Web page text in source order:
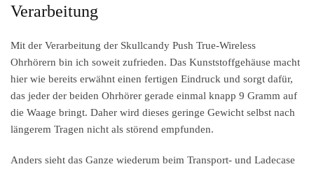
Verarbeitung
Mit der Verarbeitung der Skullcandy Push True-Wireless
Ohrhörern bin ich soweit zufrieden. Das Kunststoffgehäuse macht
hier wie bereits erwähnt einen fertigen Eindruck und sorgt dafür,
das jeder der beiden Ohrhörer gerade einmal knapp 9 Gramm auf
die Waage bringt. Daher wird dieses geringe Gewicht selbst nach
längerem Tragen nicht als störend empfunden.
Anders sieht das Ganze wiederum beim Transport- und Ladecase